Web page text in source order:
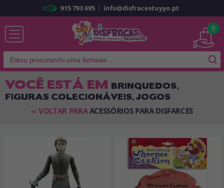
Já sou cliente
Lembrar-me Esqueceu sua senha?
É a minha primeira vez
Sou novo
915 793 695 | info@disfracestuyyo.pt
0
VOCÊ ESTÁ EM BRINQUEDOS,
FIGURAS COLECIONÁVEIS, JOGOS
<< VOLTAR PARAACESSÓRIOS PARA DISFARCES